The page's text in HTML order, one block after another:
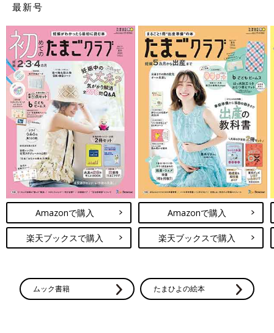
最新号
Amazonで購入
楽天ブックスで購入
Amazonで購入
楽天ブックスで購入
ムック書籍 たまひよの絵本